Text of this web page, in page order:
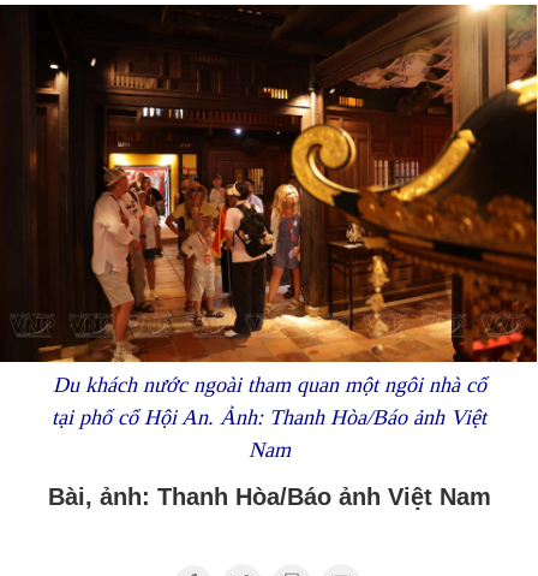
Du khách nước ngoài tham quan một ngôi nhà cổ
tại phố cổ Hội An. Ảnh: Thanh Hòa/Báo ảnh Việt
Nam
Bài, ảnh: Thanh Hòa/Báo ảnh Việt Nam